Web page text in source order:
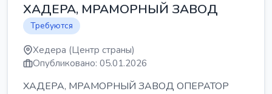
ХАДЕРА, МРАМОРНЫЙ ЗАВОД
Требуются
Хедера (Центр страны)
Опубликовано: 05.01.2026
ХАДЕРА, МРАМОРНЫЙ ЗАВОД ОПЕРАТОР